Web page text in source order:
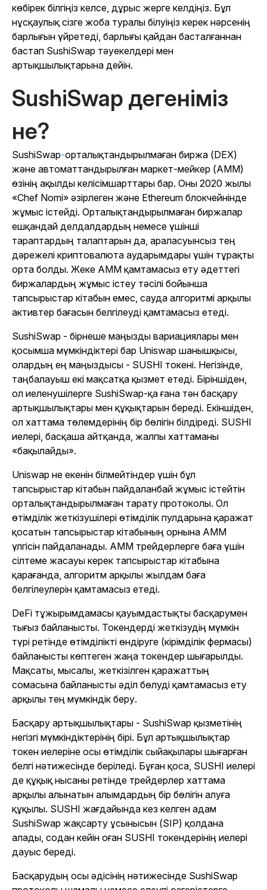
көбірек білгіңіз келсе, дұрыс жерге келдіңіз. Бұл
нұсқаулық сізге жоба туралы білуіңіз керек нәрсенің
барлығын үйретеді, барлығы қайдан басталғаннан
бастап SushiSwap тәуекелдері мен
артықшылықтарына дейін.
SushiSwap дегеніміз
не?
SushiSwap-орталықтандырылмаған биржа (DEX)
және автоматтандырылған маркет-мейкер (AMM)
өзінің ақылды келісімшарттары бар. Оны 2020 жылы
«Chef Nomi» әзірлеген және Ethereum блокчейнінде
жұмыс істейді. Орталықтандырылмаған биржалар
ешқандай делдалдардың немесе үшінші
тараптардың талаптарын да, араласуынсыз тең
дәрежелі криптовалюта аударымдары үшін тұрақты
орта болды. Жеке AMM қамтамасыз ету әдеттегі
биржалардың жұмыс істеу тәсілі бойынша
тапсырыстар кітабын емес, сауда алгоритмі арқылы
активтер бағасын белгілеуді қамтамасыз етеді.
SushiSwap - бірнеше маңызды вариациялары мен
қосымша мүмкіндіктері бар Uniswap шанышқысы,
олардың ең маңыздысы - SUSHI токені. Негізінде,
таңбалауыш екі мақсатқа қызмет етеді. Біріншіден,
ол иеленушілерге SushiSwap-қа ғана тән басқару
артықшылықтары мен құқықтарын береді. Екіншіден,
ол хаттама төлемдерінің бір бөлігін білдіреді. SUSHI
иелері, басқаша айтқанда, жалпы хаттаманы
«бақылайды».
Uniswap не екенін білмейтіндер үшін бұл
тапсырыстар кітабын пайдаланбай жұмыс істейтін
орталықтандырылмаған тарату протоколы. Ол
өтімділік жеткізушілері өтімділік пулдарына қаражат
қосатын тапсырыстар кітабының орнына AMM
үлгісін пайдаланады. AMM трейдерлерге баға үшін
сілтеме жасауы керек тапсырыстар кітабына
қарағанда, алгоритм арқылы жылдам баға
белгілеулерін қамтамасыз етеді.
DeFi тұжырымдамасы қауымдастықты басқарумен
тығыз байланысты. Токендерді жеткізудің мүмкін
түрі ретінде өтімділікті өндіруге (кірімділік фермасы)
байланысты көптеген жаңа токендер шығарылды.
Мақсаты, мысалы, жеткізілген қаражаттың
сомасына байланысты әділ бөлуді қамтамасыз ету
арқылы тең мүмкіндік беру.
Басқару артықшылықтары - SushiSwap қызметінің
негізгі мүмкіндіктерінің бірі. Бұл артықшылықтар
токен иелеріне осы өтімділік сыйақылары шығарған
белгі нәтижесінде беріледі. Бұған қоса, SUSHI иелері
де құқық нысаны ретінде трейдерлер хаттама
арқылы алынатын алымдардың бір бөлігін алуға
құқылы. SUSHI жағдайында кез келген адам
SushiSwap жақсарту ұсынысын (SIP) қолдана
алады, содан кейін оған SUSHI токендерінің иелері
дауыс береді.
Басқарудың осы әдісінің нәтижесінде SushiSwap